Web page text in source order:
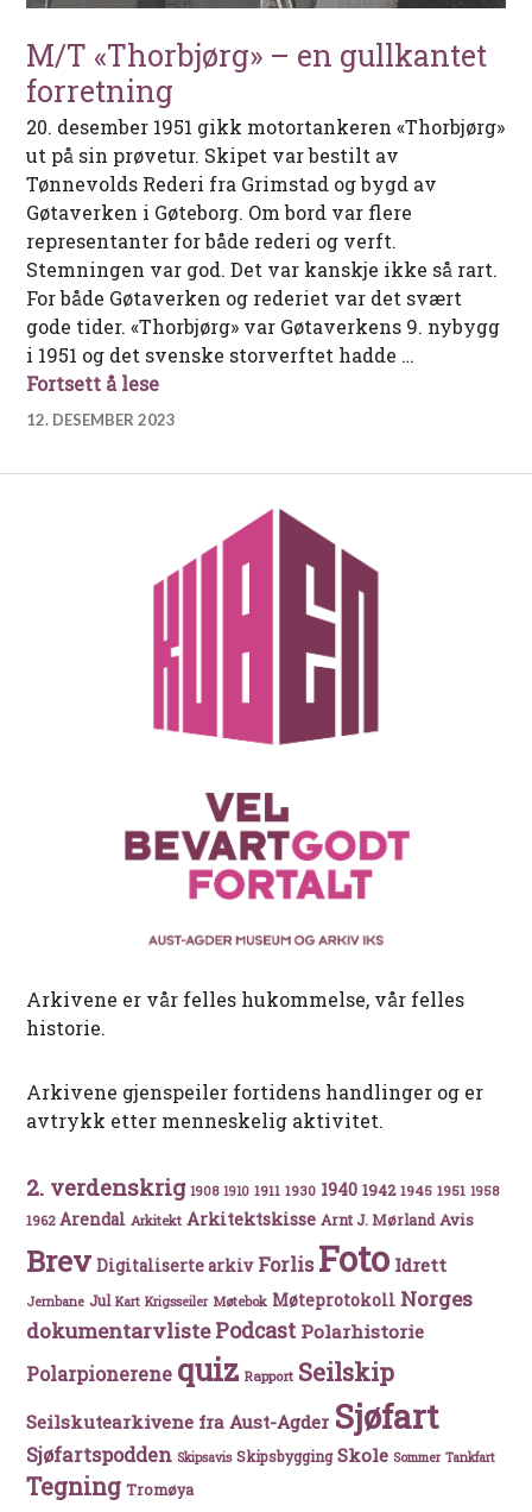
M/T «Thorbjørg» – en gullkantet
forretning
20. desember 1951 gikk motortankeren «Thorbjørg»
ut på sin prøvetur. Skipet var bestilt av
Tønnevolds Rederi fra Grimstad og bygd av
Gøtaverken i Gøteborg. Om bord var flere
representanter for både rederi og verft.
Stemningen var god. Det var kanskje ikke så rart.
For både Gøtaverken og rederiet var det svært
gode tider. «Thorbjørg» var Gøtaverkens 9. nybygg
i 1951 og det svenske storverftet hadde …
Fortsett å leseM/T «Thorbjørg» – en gullkantet
12. DESEMBER 2023
Arkivene er vår felles hukommelse, vår felles
historie.
Arkivene gjenspeiler fortidens handlinger og er
avtrykk etter menneskelig aktivitet.
2. verdenskrig 1908 1910 1911 1930 1940 1942 1945 1951 1958
1962 Arendal Arkitekt Arkitektskisse Arnt J. Mørland Avis
Brev Digitaliserte arkiv Forlis Foto Idrett
Jernbane Jul Kart Krigsseiler Møtebok Møteprotokoll Norges
dokumentarvlistePodcast Polarhistorie
Polarpionerene quiz Rapport Seilskip
Seilskutearkivene fra Aust-Agder Sjøfart
Sjøfartspodden Skipsavis Skipsbygging Skole Sommer Tankfart
Tegning Tromøya